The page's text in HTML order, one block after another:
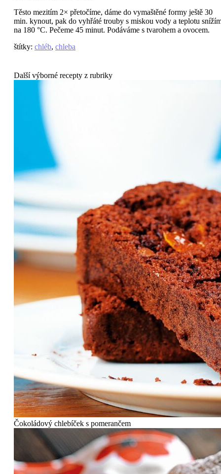
Těsto mezitím 2× přetočíme, dáme do vymaštěné formy ještě 30
min. kynout, pak do vyhřáté trouby s miskou vody a teplotu
na 180 °C. Pečeme 45 minut. Podáváme s tvarohem a ovocem.
štítky: chléb, chleba
Další výborné recepty z rubriky
Čokoládový chlebíček s pomerančem